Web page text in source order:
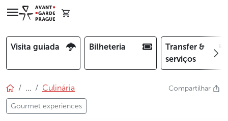
Visita guiada Bilheteria
Transfer &
serviços
… Culinária
Gourmet experiences
Compartilhar